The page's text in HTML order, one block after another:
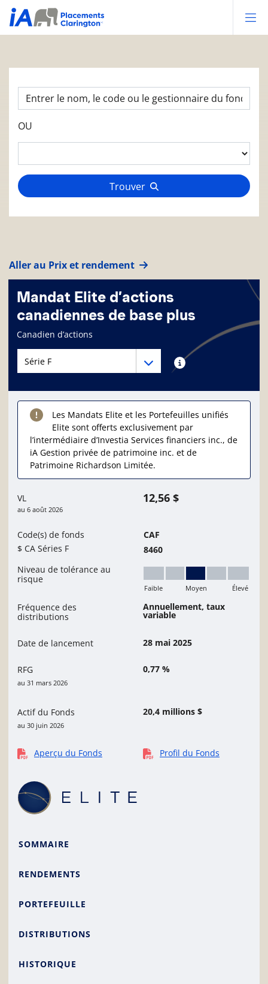
OU
Trouver
Aller au Prix et rendement
Mandat Elite d’actions
canadiennes de base plus
Page d'informations sur le fonds
Canadien d’actions
Menu déroulant des séries du Fonds Renseignements
Menu déroulant des séries du Fonds
Les Mandats Elite et les Portefeuilles unifiés
Elite sont offerts exclusivement par
l’intermédiaire d’Investia Services financiers inc., de
iA Gestion privée de patrimoine inc. et de
Patrimoine Richardson Limitée.
VL
au 6 août 2026
12,56 $
Code(s) de fonds
$ CA Séries F
CAF
8460
Niveau de tolérance au
risque
Moyen
Faible Moyen Élevé
Fréquence des
distributions
Annuellement, taux
variable
Date de lancement 28 mai 2025
RFG
au 31 mars 2026
0,77 %
Actif du Fonds
au 30 juin 2026
20,4 millions $
Aperçu du Fonds Profil du Fonds
SOMMAIRE
RENDEMENTS
PORTEFEUILLE
DISTRIBUTIONS
HISTORIQUE